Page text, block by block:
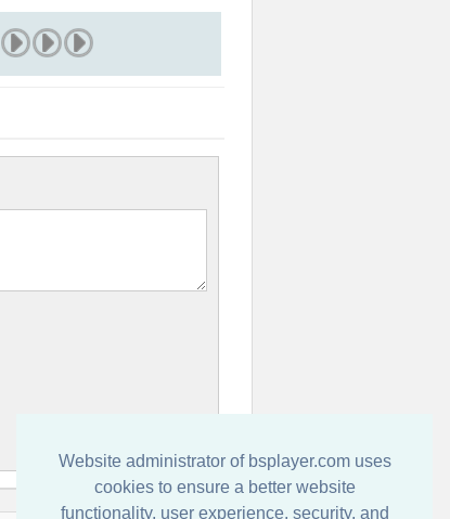
Website administrator of bsplayer.com uses
cookies to ensure a better website
functionality, user experience, security, and